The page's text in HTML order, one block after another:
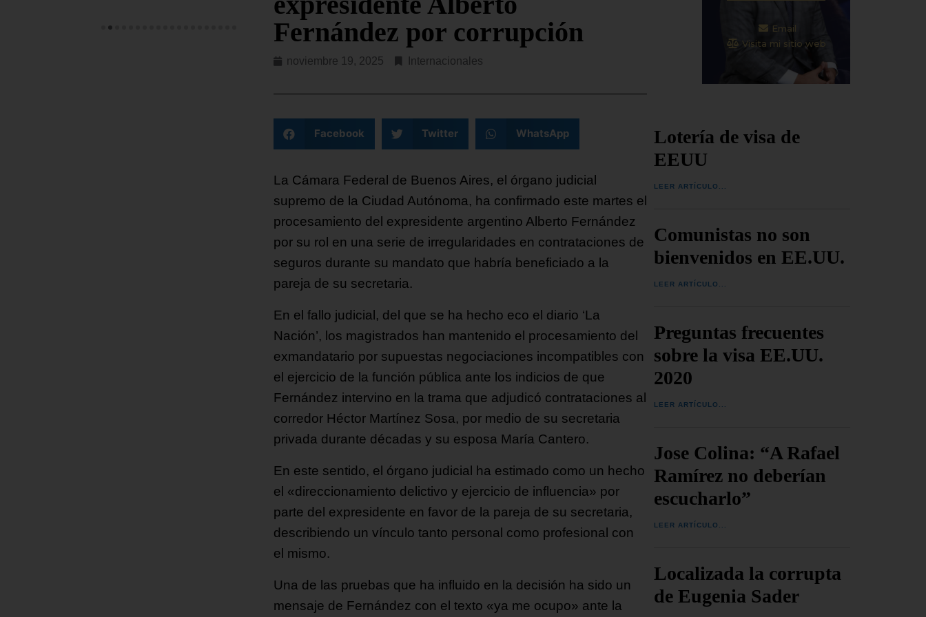
Fernández por corrupción
noviembre 19, 2025 Internacionales
Facebook Twitter WhatsApp
La Cámara Federal de Buenos Aires, el órgano judicial
supremo de la Ciudad Autónoma, ha confirmado este martes el
procesamiento del expresidente argentino Alberto Fernández
por su rol en una serie de irregularidades en contrataciones de
seguros durante su mandato que habría beneficiado a la
pareja de su secretaria.
En el fallo judicial, del que se ha hecho eco el diario ‘La
Nación’, los magistrados han mantenido el procesamiento del
exmandatario por supuestas negociaciones incompatibles con
el ejercicio de la función pública ante los indicios de que
Fernández intervino en la trama que adjudicó contrataciones al
corredor Héctor Martínez Sosa, por medio de su secretaria
privada durante décadas y su esposa María Cantero.
En este sentido, el órgano judicial ha estimado como un hecho
el «direccionamiento delictivo y ejercicio de influencia» por
parte del expresidente en favor de la pareja de su secretaria,
describiendo un vínculo tanto personal como profesional con
el mismo.
Una de las pruebas que ha influido en la decisión ha sido un
mensaje de Fernández con el texto «ya me ocupo» ante la
Email
Visita mi sitio web
Lotería de visa de
EEUU
LEER ARTÍCULO...
Comunistas no son
bienvenidos en EE.UU.
LEER ARTÍCULO...
Preguntas frecuentes
sobre la visa EE.UU.
2020
LEER ARTÍCULO...
Jose Colina: “A Rafael
Ramírez no deberían
escucharlo”
LEER ARTÍCULO...
Localizada la corrupta
de Eugenia Sader